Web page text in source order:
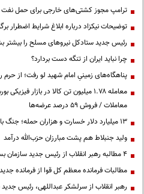
ترامپ مجوز کشتی‌های خارجی برای حمل نفت
توضیحات نیکزاد درباره ابلاغ شرایط
رئیس جدید ستادکل نیروهای مسلح را بیشتر
چرا نباید ایران از تنگه دست بردارد؟
پناهگاه‌های زمینیِ امام شهید لو رفت؛ از
معامله ۱.۷۸ میلیون تن کالا در بازار
معاملات / فروش ۵۹ درصد عرضه‌ها
۱۳ میلیارد دلار خسارت و هزاران حمله؛ جنگ با ایران به شکست بزرگ ترامپ تبدیل شد
ولید جنبلاط هم پشت مبارزان حزب‌الله درآمد
۴ مطالبه رهبر انقلاب از رئیس جدید سازمان بسیج
مطالبات فرمانده معظم کل قوا از فرمانده
رهبر انقلاب از سرلشکر عبداللهی، رئیس